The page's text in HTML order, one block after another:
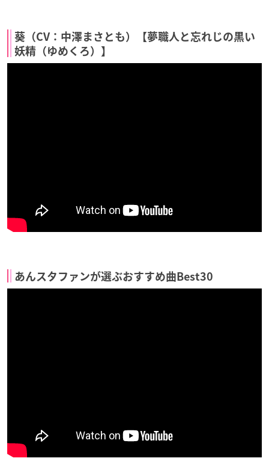
葵（CV：中澤まさとも）【夢職人と忘れじの黒い
妖精（ゆめくろ）】
あんスタファンが選ぶおすすめ曲Best30